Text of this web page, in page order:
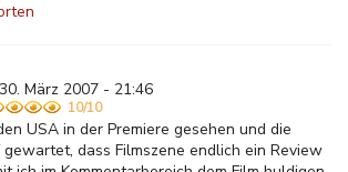
März 2007 - 21:46
10/10
USA in der Premiere gesehen und die
dass Filmszene endlich ein Review